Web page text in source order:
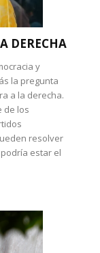
DERECHA
y
la pregunta
a la derecha.
de los
resolver
estar el